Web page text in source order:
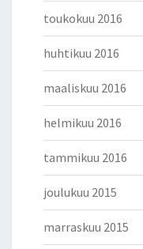
toukokuu 2016
huhtikuu 2016
maaliskuu 2016
helmikuu 2016
tammikuu 2016
joulukuu 2015
marraskuu 2015